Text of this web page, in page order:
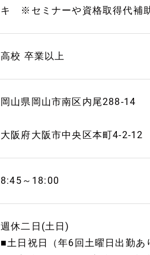
キ ※セミナーや資格取得代補
高校 卒業以上
岡山県岡山市南区内尾288-14
大阪府大阪市中央区本町4-2-
8:45～18:00
週休二日(土日)
■土日祝日（年6回土曜日出勤